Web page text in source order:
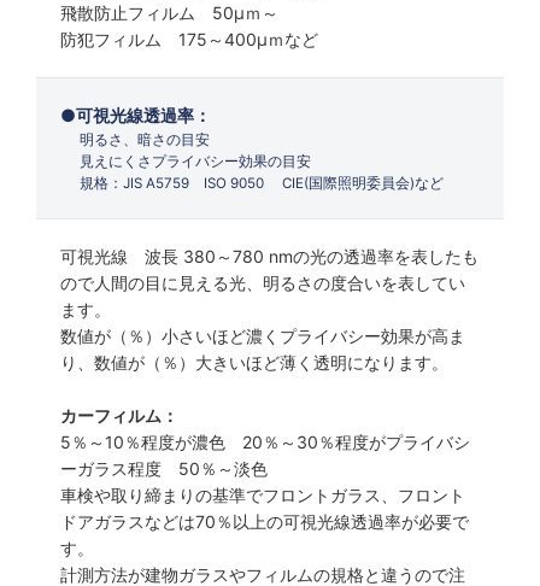
飛散防止フィルム 50µｍ～
防犯フィルム 175～400µｍなど
可視光線透過率：
明るさ、暗さの目安
見えにくさプライバシー効果の目安
規格：JIS A5759 ISO 9050 CIE(国際照明委員会)など
可視光線 波長 380～780 nmの光の透過率を表したも
ので人間の目に見える光、明るさの度合いを表してい
ます。
数値が（％）小さいほど濃くプライバシー効果が高ま
り、数値が（％）大きいほど薄く透明になります。
カーフィルム：
5％～10％程度が濃色 20％～30％程度がプライバシ
ーガラス程度 50％～淡色
車検や取り締まりの基準でフロントガラス、フロント
ドアガラスなどは70％以上の可視光線透過率が必要で
す。
計測方法が建物ガラスやフィルムの規格と違うので注